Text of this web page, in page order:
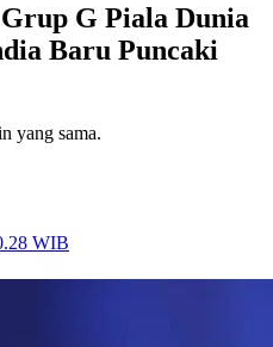
G Piala Dunia
Baru Puncaki
yang sama.
WIB